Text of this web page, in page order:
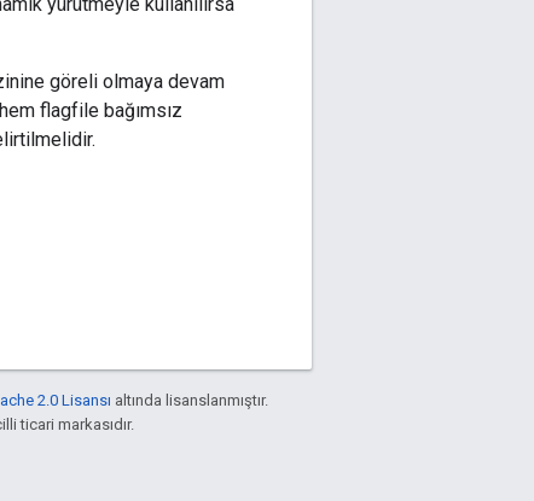
göreli olmaya devam
flagfile bağımsız
2.0 Lisansı altında lisanslanmıştır.
ticari markasıdır.